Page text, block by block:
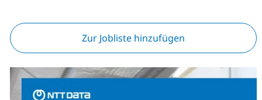
Zur Jobliste hinzufügen